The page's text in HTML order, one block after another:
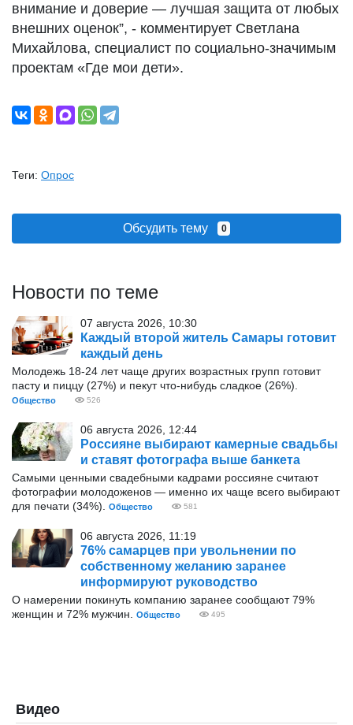
внимание и доверие — лучшая защита от любых
внешних оценок”, - комментирует Светлана
Михайлова, специалист по социально-значимым
проектам «Где мои дети».
Теги: Опрос
Обсудить тему 0
Новости по теме
07 августа 2026, 10:30
Каждый второй житель Самары готовит
каждый день
Молодежь 18-24 лет чаще других возрастных групп готовит
пасту и пиццу (27%) и пекут что-нибудь сладкое (26%).
Общество 526
06 августа 2026, 12:44
Россияне выбирают камерные свадьбы
и ставят фотографа выше банкета
Самыми ценными свадебными кадрами россияне считают
фотографии молодоженов — именно их чаще всего выбирают
для печати (34%).
Общество 581
06 августа 2026, 11:19
76% самарцев при увольнении по
собственному желанию заранее
информируют руководство
О намерении покинуть компанию заранее сообщают 79%
женщин и 72% мужчин.
Общество 495
Видео